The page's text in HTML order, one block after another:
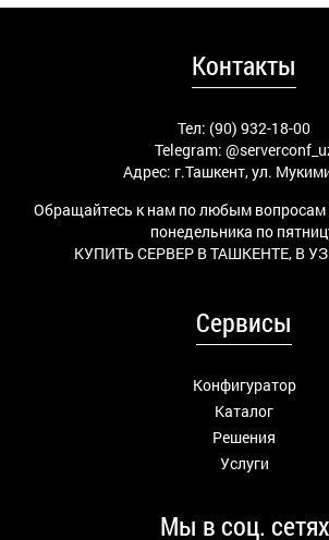
Контакты
Тел: (90) 932-18-00
Telegram:
Адрес: г.Ташкент, ул.
Обращайтесь к нам по любым вопросам
понедельника по
КУПИТЬ СЕРВЕР В ТАШКЕНТЕ, В
Сервисы
Конфигуратор
Каталог
Решения
Услуги
Мы в соц. сетях